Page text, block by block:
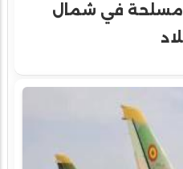
مسلحة في شمال